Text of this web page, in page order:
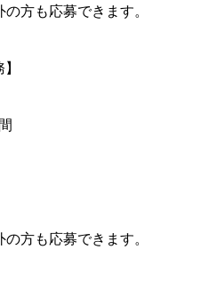
方も応募できます。
方も応募できます。